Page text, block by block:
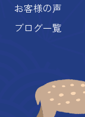
お客様の声
ブログ一覧